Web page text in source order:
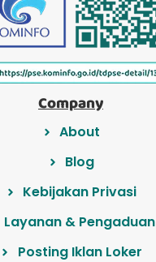
Company
About
Blog
Kebijakan Privasi
Layanan & Pengaduan
Posting Iklan Loker